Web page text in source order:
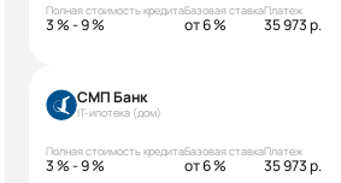
Полная стоимость кредита
3 % - 9 %
Базовая ставка
от 6 %
Платеж
35 973 р.
СМП Банк
IT-ипотека (дом)
Полная стоимость кредита
3 % - 9 %
Базовая ставка
от 6 %
Платеж
35 973 р.